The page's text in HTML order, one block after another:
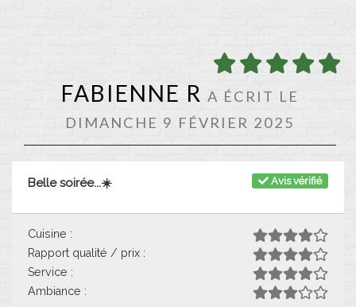
FABIENNE R A ÉCRIT LE
DIMANCHE 9 FÉVRIER 2025
Avis vérifié
Belle soirée...☀️
Cuisine :
Rapport qualité / prix :
Service :
Ambiance :